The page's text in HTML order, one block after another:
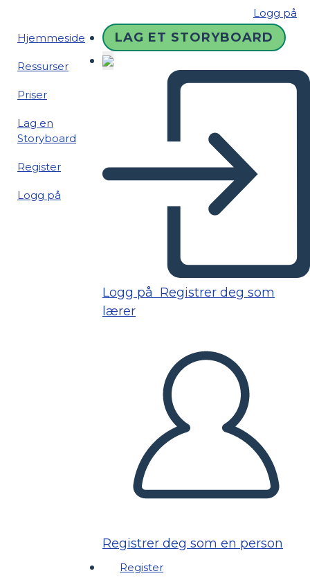
Logg på
Hjemmeside
Ressurser
Priser
Lag en
Storyboard
Register
Logg på
LAG ET STORYBOARD
Logg på Registrer deg som
lærer
Registrer deg som en person
Register